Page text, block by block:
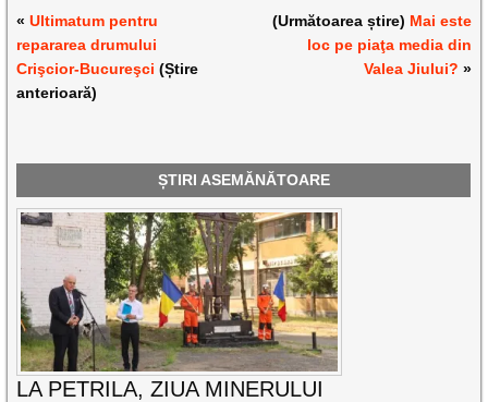
«Ultimatum pentru
repararea drumului
Crişcior-Bucureşci (Știre
anterioară)
(Următoarea știre) Mai este
loc pe piaţa media din
Valea Jiului? »
ȘTIRI ASEMĂNĂTOARE
LA PETRILA, ZIUA MINERULUI